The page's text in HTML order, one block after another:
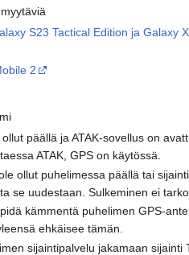
S23 Tactical Edition ja Galaxy
2
päällä ja ATAK-sovellus on
ATAK, GPS on käytössä.
ollut puhelimessa päällä tai
se uudestaan. Sulkeminen ei
kämmentä puhelimen GPS-
ehkäisee tämän.
sijaintipalvelu jakamaan sijainti